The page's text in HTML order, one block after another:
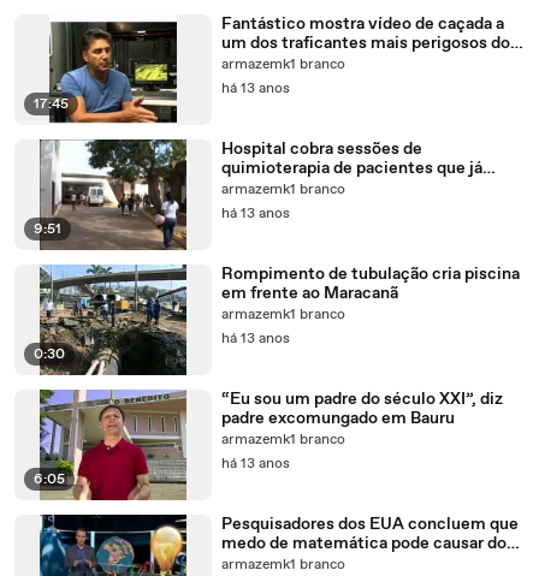
17:45
Fantástico mostra vídeo de caçada a
um dos traficantes mais perigosos do
Rio
armazemk1 branco
há 13 anos
9:51
Hospital cobra sessões de
quimioterapia de pacientes que já
haviam morrido
armazemk1 branco
há 13 anos
0:30
Rompimento de tubulação cria piscina
em frente ao Maracanã
armazemk1 branco
há 13 anos
6:05
“Eu sou um padre do século XXI”, diz
padre excomungado em Bauru
armazemk1 branco
há 13 anos
Pesquisadores dos EUA concluem que
medo de matemática pode causar dor
de cabeça
armazemk1 branco